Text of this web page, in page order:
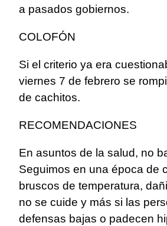
a pasados gobiernos.
COLOFÓN
Si el criterio ya era
viernes 7 de febrero se
de cachitos.
RECOMENDACIONES
En asuntos de la salud, no
Seguimos en una época de
bruscos de temperatura,
no se cuide y más si las
defensas bajas o padecen